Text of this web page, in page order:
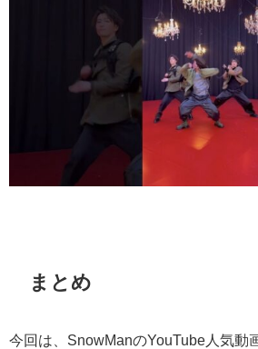
まとめ
今回は、SnowManのYouTube人気動